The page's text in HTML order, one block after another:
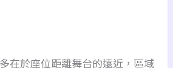
在於座位距離舞台的遠近，區域